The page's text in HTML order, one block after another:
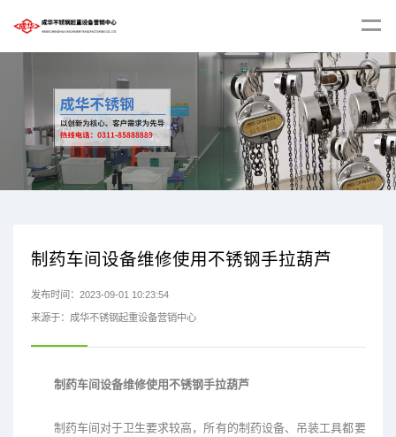
制药车间设备维修使用不锈钢手拉葫芦
发布时间：2023-09-01 10:23:54
来源于：成华不锈钢起重设备营销中心
制药车间设备维修使用不锈钢手拉葫芦
制药车间对于卫生要求较高，所有的制药设备、吊装工具都要